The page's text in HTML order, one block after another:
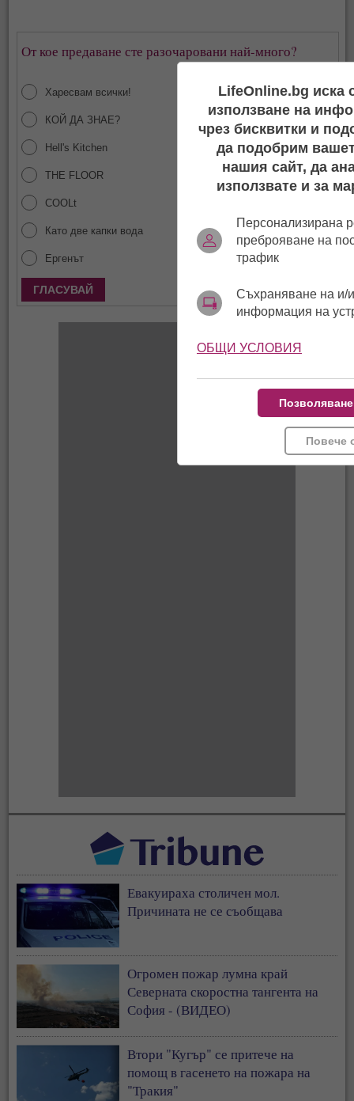
От кое предаване сте разочаровани най-много?
Харесвам всички!
КОЙ ДА ЗНАЕ?
Hell's Kitchen
THE FLOOR
COOLt
Като две капки вода
Ергенът
Евакуираха столичен мол.
Причината не се съобщава
Огромен пожар лумна край
Северната скоростна тангента на
София - (ВИДЕО)
Втори "Кугър" се притече на
помощ в гасенето на пожара на
"Тракия"
LifeOnline.bg иска
използване на
чрез бисквитки и
да подобрим
нашия сайт, да
използвате и за
Персонализирана
преброяване на
трафик
Съхраняване на и/
информация на
ОБЩИ УСЛОВИЯ
Повече